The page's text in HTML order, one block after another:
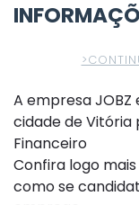
A empresa
cidade de Vitória
Financeiro
Confira logo
como se